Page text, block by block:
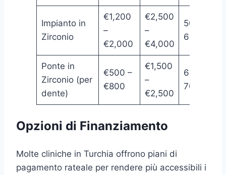
Impianto in
Zirconio
€1,200
–
€2,000
€2,500
–
€4,000
50% –
60%
Ponte in
Zirconio (per
dente)
€500 –
€800
€1,500
–
€2,500
60% –
70%
Opzioni di Finanziamento
Molte cliniche in Turchia offrono piani di
pagamento rateale per rendere più accessibili i